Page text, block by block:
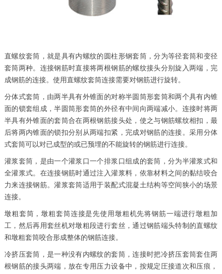
直螺纹套筒，就是具有内螺纹的圆柱形钢套筒，分为等径套筒和变径
套筒两种。连接钢筋时直接将两根钢筋的螺纹接头分别旋入两端，完
成钢筋的连接。使用直螺纹套筒连接需要对钢筋进行旋转。
分体式套筒，由两半具有外锥面的对称半圆筒形套筒和两个具有内锥
面的锁套组成，半圆筒形套筒的外径有中间向两端减小。连接时将两
半具有外锥面的套筒合在两根钢筋接头处，使之与钢筋螺纹相扣，最
后将两内锥面的锁扣分别从两端扣紧，完成对钢筋的连接。采用分体
式套筒可以对已成型的或已预埋的不能旋转的钢筋进行连接。
灌浆套筒，是由一个灌浆口一个排浆口组成的套筒，分为半灌浆式和
全灌浆式。在连接钢筋时通过注入灌浆料，依靠材料之间的黏结咬合
力来连接钢筋。灌浆套筒适用于装配式混凝土结构等空间狭小的场景
连接。
墩粗套筒，墩粗套筒连接是先使用墩粗机先将钢筋一端进行墩粗加
工，然后再用套丝机对墩粗段进行套丝，通过钢筋端头特制的直螺纹
和墩粗套筒咬合形成整体的钢筋连接。
冷挤压套筒，是一种没有内螺纹的套筒，连接时把冷挤压套筒套住两
根钢筋的接头两端，放在专用压力设备中，按规定圧接道次和压痕，